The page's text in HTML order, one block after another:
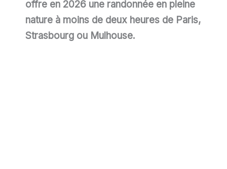
offre en 2026 une randonnée en pleine
nature à moins de deux heures de Paris,
Strasbourg ou Mulhouse.